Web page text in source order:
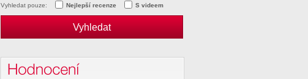
Vyhledat pouze: Nejlepší recenze S videem
Hodnocení